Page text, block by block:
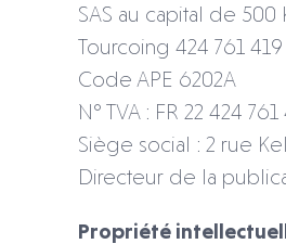
SAS au capital de 500
Tourcoing 424 761
Code APE 6202A
N° TVA : FR 22 424 761
Siège social : 2 rue
Directeur de la
Propriété